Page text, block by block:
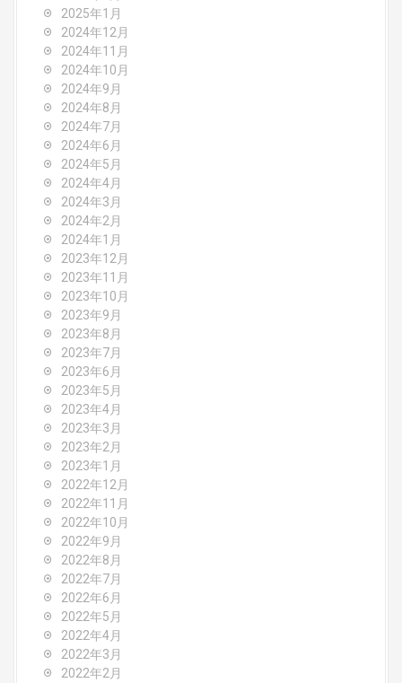
2025年1月
2024年12月
2024年11月
2024年10月
2024年9月
2024年8月
2024年7月
2024年6月
2024年5月
2024年4月
2024年3月
2024年2月
2024年1月
2023年12月
2023年11月
2023年10月
2023年9月
2023年8月
2023年7月
2023年6月
2023年5月
2023年4月
2023年3月
2023年2月
2023年1月
2022年12月
2022年11月
2022年10月
2022年9月
2022年8月
2022年7月
2022年6月
2022年5月
2022年4月
2022年3月
2022年2月